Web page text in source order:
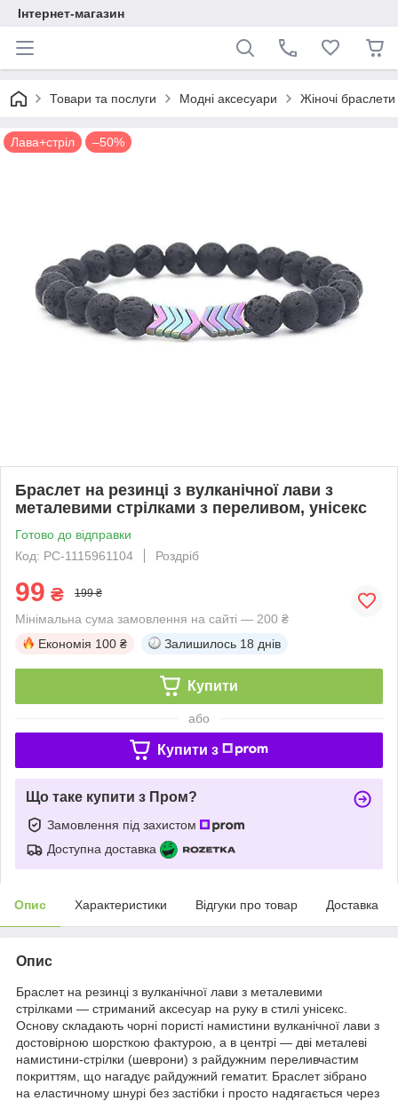
Інтернет-магазин
Товари та послуги Модні аксесуари Жіночі браслети
Лава+стріл –50%
Браслет на резинці з вулканічної лави з
металевими стрілками з переливом, унісекс
Готово до відправки
Код: PC-1115961104
Роздріб
99 ₴ 199 ₴
Мінімальна сума замовлення на сайті — 200 ₴
Економія 100 ₴ Залишилось 18 днів
Купити
або
Купити з
Що таке купити з Пром?
Замовлення під захистом
Доступна доставка
Опис Характеристики Відгуки про товар Доставка
Опис
Браслет на резинці з вулканічної лави з металевими
стрілками — стриманий аксесуар на руку в стилі унісекс.
Основу складають чорні пористі намистини вулканічної лави з
достовірною шорсткою фактурою, а в центрі — дві металеві
намистини-стрілки (шеврони) з райдужним переливчастим
покриттям, що нагадує райдужний гематит. Браслет зібрано
на еластичному шнурі без застібки і просто надягається через